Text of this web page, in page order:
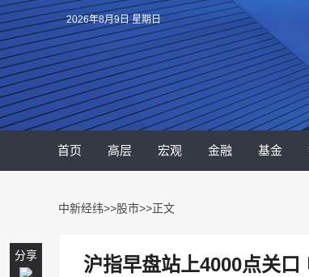
分享
2026年8月9日 星期日
首页 高层 宏观 金融 基金
中新经纬>>股市>>正文
沪指早盘站上4000点关口